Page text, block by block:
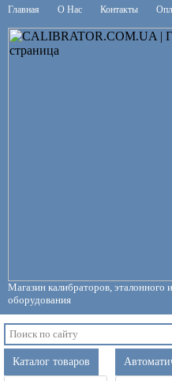
Главная О Нас Контакты
Магазин калибраторов, эталонного
оборудования
Каталог товаров